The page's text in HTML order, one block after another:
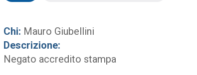
Chi: Mauro Giubellini
Descrizione:
Negato accredito stampa